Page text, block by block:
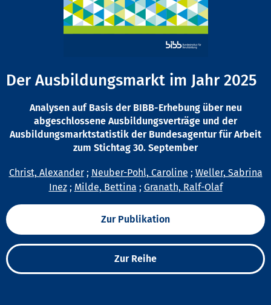
Der Ausbildungsmarkt im Jahr 2025
Analysen auf Basis der BIBB-Erhebung über neu
abgeschlossene Ausbildungsverträge und der
Ausbildungsmarktstatistik der Bundesagentur für Arbeit
zum Stichtag 30. September
Christ, Alexander; Neuber-Pohl, Caroline ; Weller, Sabrina
Inez; Milde, Bettina ; Granath, Ralf-Olaf
Zur Publikation
Zur Reihe